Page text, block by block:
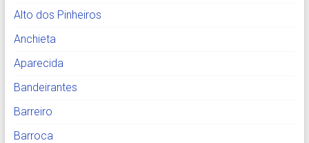
Alto dos Pinheiros
Anchieta
Aparecida
Bandeirantes
Barreiro
Barroca